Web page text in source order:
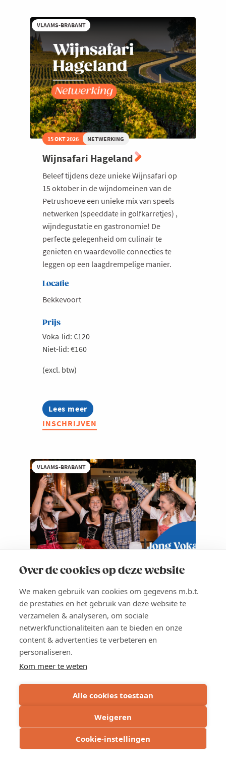
Over de cookies op deze website
We maken gebruik van cookies om gegevens m.b.t.
de prestaties en het gebruik van deze website te
verzamelen & analyseren, om sociale
netwerkfunctionaliteiten aan te bieden en onze
content & advertenties te verbeteren en
personaliseren.
Kom meer te weten
Alle cookies toestaan
Weigeren
Cookie-instellingen
2026
VLAAMS-BRABANT
15 OKT 2026 NETWERKING
Wijnsafari Hageland
Beleef tijdens deze unieke Wijnsafari op
15 oktober in de wijndomeinen van de
Petrushoeve een unieke mix van speels
netwerken (speeddate in golfkarretjes) ,
wijndegustatie en gastronomie! De
perfecte gelegenheid om culinair te
genieten en waardevolle connecties te
leggen op een laagdrempelige manier.
Locatie
Bekkevoort
Prijs
Voka-lid: €120
Niet-lid: €160
(excl. btw)
Lees meer
about
Wijnsafari
Hageland
INSCHRIJVEN
VLAAMS-BRABANT
Jong Voka Vlaams-Brabant
Oktoberfest Brabanthal
Aanwezig zijn op de tweede editie van de
Leuvense Oktoberfeesten in de
Brabanthal én in goed gezelschap? Dat
kan op 17 oktober. Trek je lederhosen en
dirndl aan en kom samen klinken met
andere jonge ondernemers.
Leuven